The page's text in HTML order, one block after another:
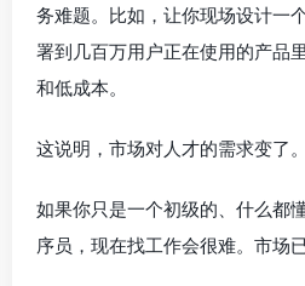
务难题。比如，让你现场设计一
署到几百万用户正在使用的产品
和低成本。
这说明，市场对人才的需求变了。
如果你只是一个初级的、什么都
序员，现在找工作会很难。市场